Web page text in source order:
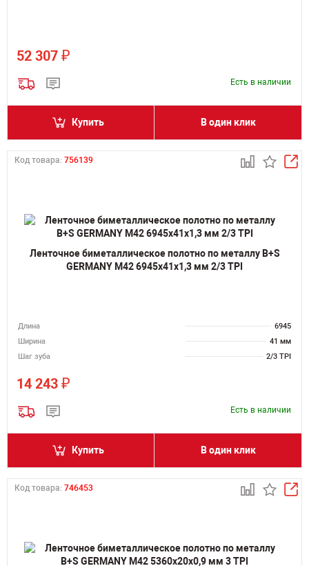
52 307 ₽
Есть в наличии
Купить В один клик
Код товара: 756139
Ленточное биметаллическое полотно по металлу B+S
GERMANY M42 6945х41х1,3 мм 2/3 TPI
Длина
6945
Ширина
41 мм
Шаг зуба
2/3 TPI
14 243 ₽
Есть в наличии
Купить В один клик
Код товара: 746453